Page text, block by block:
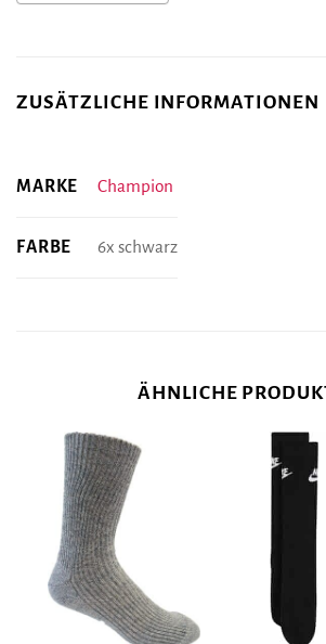
ZUSÄTZLICHE INFORMATIONEN
MARKE Champion
FARBE 6x schwarz
ÄHNLICHE